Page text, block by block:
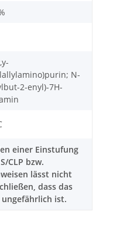
N-
2-enyl)-7H-
einer Einstufung
CLP bzw.
lässt nicht
dass das
ist.